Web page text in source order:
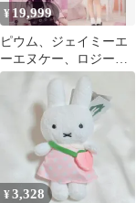
¥19,999
ピウム、ジェイミーエ
ーエヌケー、ロジー
タ、エブリン まとめ
¥3,328